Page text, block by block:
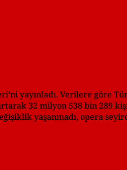
yayınladı. Verilere göre
32 milyon 538 bin 289
yaşanmadı, opera